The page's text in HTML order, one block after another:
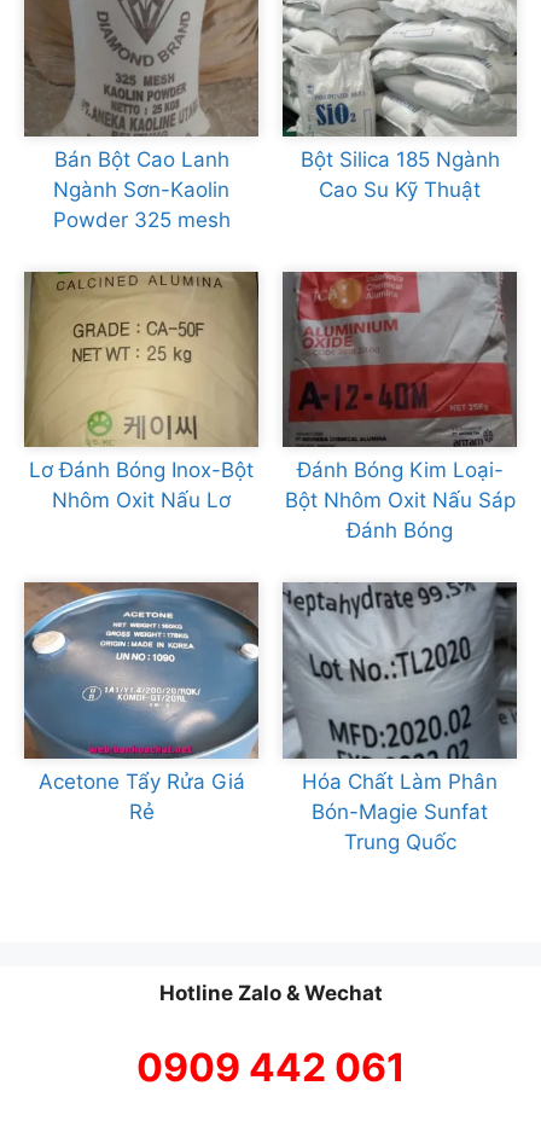
Bán Bột Cao Lanh
Ngành Sơn-Kaolin
Powder 325 mesh
Bột Silica 185 Ngành
Cao Su Kỹ Thuật
Lơ Đánh Bóng Inox-Bột
Nhôm Oxit Nấu Lơ
Đánh Bóng Kim Loại-
Bột Nhôm Oxit Nấu Sáp
Đánh Bóng
Acetone Tẩy Rửa Giá
Rẻ
Hóa Chất Làm Phân
Bón-Magie Sunfat
Trung Quốc
Hotline Zalo & Wechat
0909 442 061